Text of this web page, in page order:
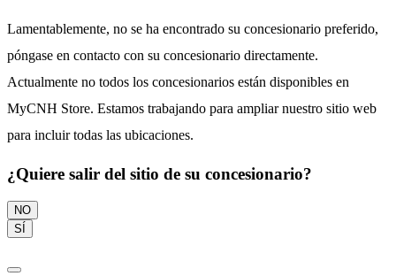
Lamentablemente, no se ha encontrado su concesionario preferido,
póngase en contacto con su concesionario directamente.
Actualmente no todos los concesionarios están disponibles en
MyCNH Store. Estamos trabajando para ampliar nuestro sitio web
para incluir todas las ubicaciones.
¿Quiere salir del sitio de su concesionario?
NO
SÍ